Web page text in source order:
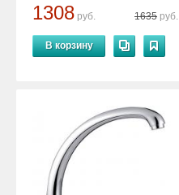
1308 руб. 1635 руб.
В корзину